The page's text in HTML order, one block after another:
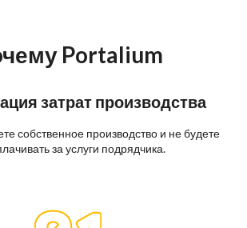
Portalium
затрат производства
собственное производство и не будете
за услуги подрядчика.